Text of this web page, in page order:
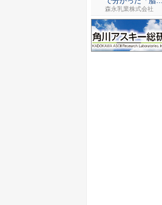
と腸」の...
森永乳業株式会社